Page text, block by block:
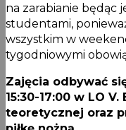
na zarabianie będąc
studentami,
wszystkim w
tygodniowymi
Zajęcia odbywać
15:30-17:00 w LO
teoretycznej oraz